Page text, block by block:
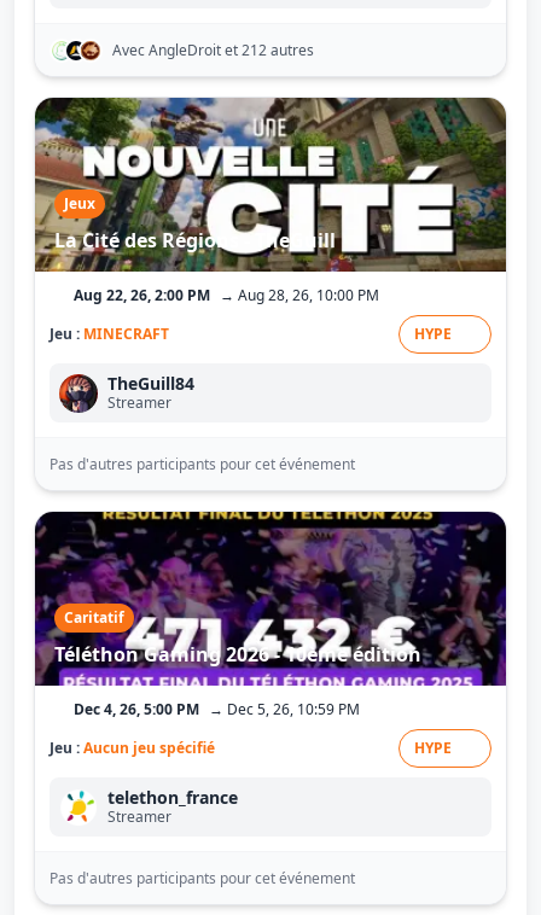
Avec AngleDroitet 212 autres
Jeux
La Cité des Régions - TheGuill
Aug 22, 26, 2:00 PM → Aug 28, 26, 10:00 PM
Jeu : MINECRAFT HYPE
TheGuill84
Streamer
Pas d'autres participants pour cet événement
Caritatif
Téléthon Gaming 2026 - 10ème édition
Dec 4, 26, 5:00 PM → Dec 5, 26, 10:59 PM
Jeu :Aucun jeu spécifié HYPE
telethon_france
Streamer
Pas d'autres participants pour cet événement